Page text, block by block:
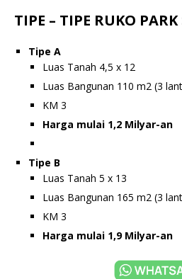
TIPE – TIPE RUKO PARK
Tipe A
Luas Tanah 4,5 x 12
Luas Bangunan 110 m2 (3
KM 3
Harga mulai 1,2 Milyar-an
Tipe B
Luas Tanah 5 x 13
Luas Bangunan 165 m2 (3
KM 3
Harga mulai 1,9 Milyar-an